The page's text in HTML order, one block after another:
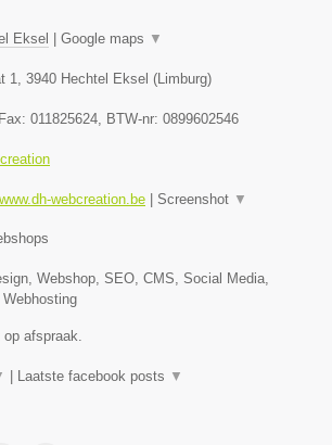
Eksel | Google maps ▼
1 3940 Hechtel Eksel (Limburg)
Fax: 011825624 , BTW-nr: 0899602546
webcreation.be | Screenshot ▼
Webshop, SEO, CMS, Social Media,
afspraak.
| Laatste facebook posts ▼